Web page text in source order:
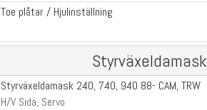
Toe plåtar / Hjulinställning
Styrväxeldamask
Styrväxeldamask 240, 740, 940 88- CAM, TRW
H/V Sida, Servo